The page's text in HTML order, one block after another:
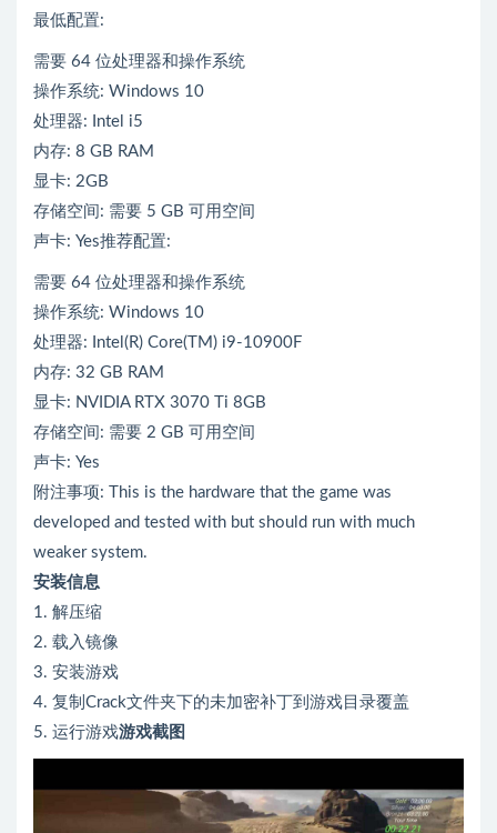
最低配置:
需要 64 位处理器和操作系统
操作系统: Windows 10
处理器: Intel i5
内存: 8 GB RAM
显卡: 2GB
存储空间: 需要 5 GB 可用空间
声卡: Yes推荐配置:
需要 64 位处理器和操作系统
操作系统: Windows 10
处理器: Intel(R) Core(TM) i9-10900F
内存: 32 GB RAM
显卡: NVIDIA RTX 3070 Ti 8GB
存储空间: 需要 2 GB 可用空间
声卡: Yes
附注事项: This is the hardware that the game was
developed and tested with but should run with much
weaker system.
安装信息
1. 解压缩
2. 载入镜像
3. 安装游戏
4. 复制Crack文件夹下的未加密补丁到游戏目录覆盖
5. 运行游戏游戏截图